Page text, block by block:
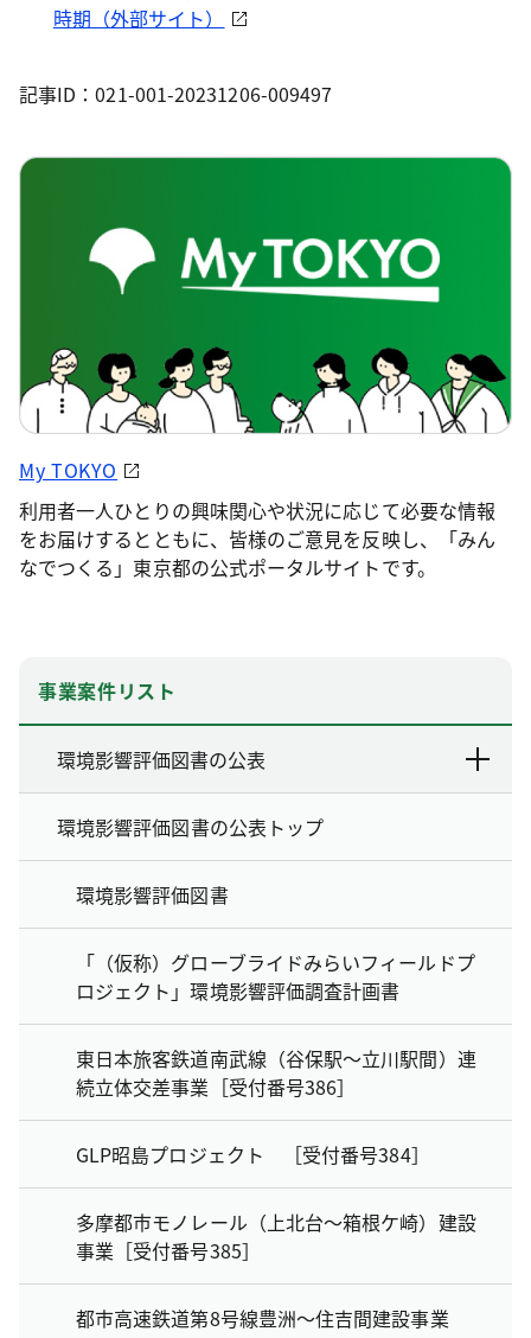
時期（外部サイト）
記事ID：021-001-20231206-009497
My TOKYO
利用者一人ひとりの興味関心や状況に応じて必要な情報
をお届けするとともに、皆様のご意見を反映し、「みん
なでつくる」東京都の公式ポータルサイトです。
事業案件リスト
環境影響評価図書の公表
環境影響評価図書の公表トップ
環境影響評価図書
「（仮称）グローブライドみらいフィールドプ
ロジェクト」環境影響評価調査計画書
東日本旅客鉄道南武線（谷保駅～立川駅間）連
続立体交差事業［受付番号386］
GLP昭島プロジェクト ［受付番号384］
多摩都市モノレール（上北台～箱根ケ崎）建設
事業［受付番号385］
都市高速鉄道第8号線豊洲～住吉間建設事業